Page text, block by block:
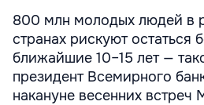
800 млн молодых людей в
странах рискуют остаться
ближайшие 10–15 лет —
президент Всемирного
накануне весенних